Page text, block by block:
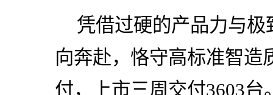
凭借过硬的产品力与
向奔赴，恪守高标准智造
付，上市三周交付3603